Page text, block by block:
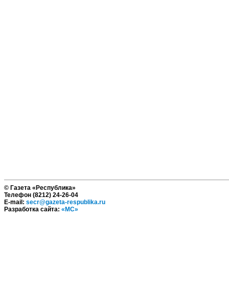
© Газета «Республика»
Телефон (8212) 24-26-04
E-mail: secr@gazeta-respublika.ru
Разработка сайта: «МС»